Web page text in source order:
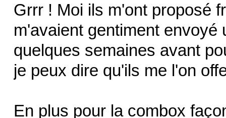
Grrr ! Moi ils m'ont proposé
m'avaient gentiment
quelques semaines avant
je peux dire qu'ils me l'on
En plus pour la combox